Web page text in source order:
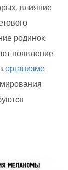
влияние
родинок.
появление
организме